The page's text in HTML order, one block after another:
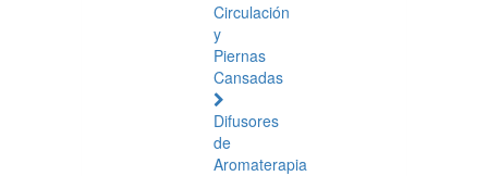
Circulación
y
Piernas
Cansadas
Difusores
de
Aromaterapia